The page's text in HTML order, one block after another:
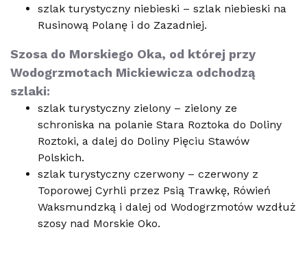
szlak turystyczny niebieski – szlak niebieski na
Rusinową Polanę i do Zazadniej.
Szosa do Morskiego Oka, od której przy
Wodogrzmotach Mickiewicza odchodzą
szlaki:
szlak turystyczny zielony – zielony ze
schroniska na polanie Stara Roztoka do Doliny
Roztoki, a dalej do Doliny Pięciu Stawów
Polskich.
szlak turystyczny czerwony – czerwony z
Toporowej Cyrhli przez Psią Trawkę, Rówień
Waksmundzką i dalej od Wodogrzmotów wzdłuż
szosy nad Morskie Oko.